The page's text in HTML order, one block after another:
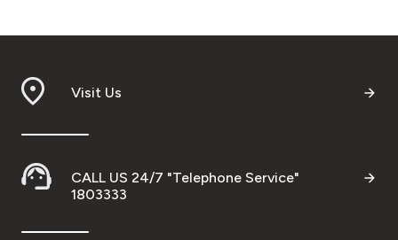
Visit Us
CALL US 24/7 "Telephone Service"
1803333